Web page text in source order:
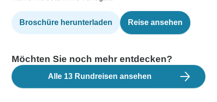
Broschüre herunterladen Reise ansehen
Möchten Sie noch mehr entdecken?
Alle 13 Rundreisen ansehen